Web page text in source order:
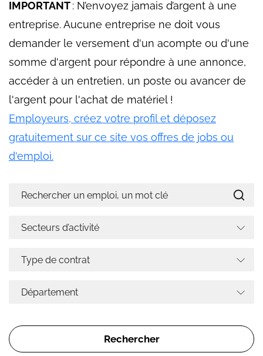
IMPORTANT: N’envoyez jamais d’argent à une
entreprise. Aucune entreprise ne doit vous
demander le versement d'un acompte ou d'une
somme d'argent pour répondre à une annonce,
accéder à un entretien, un poste ou avancer de
l'argent pour l'achat de matériel !
Employeurs, créez votre profil et déposez
gratuitement sur ce site vos offres de jobs ou
d'emploi.